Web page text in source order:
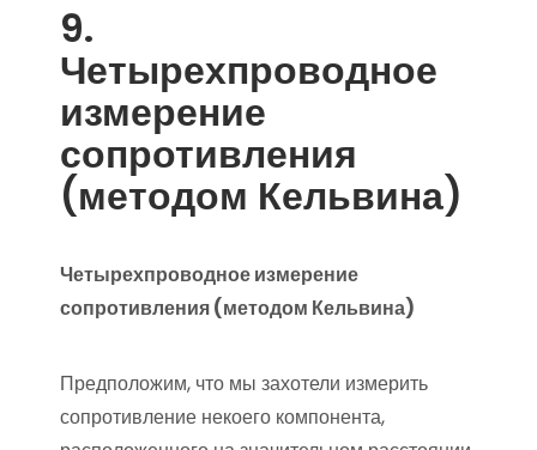
9.
Четырехпроводное
измерение
сопротивления
(методом Кельвина)
Четырехпроводное измерение
сопротивления (методом Кельвина)
Предположим, что мы захотели измерить
сопротивление некоего компонента,